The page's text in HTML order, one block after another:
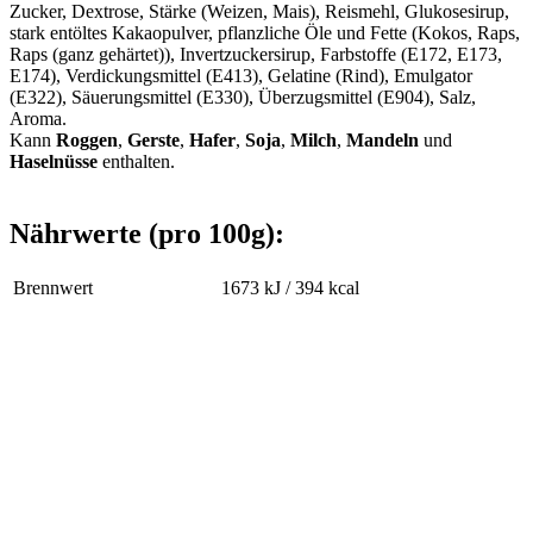
Zucker, Dextrose, Stärke (Weizen, Mais), Reismehl, Glukosesirup,
stark entöltes Kakaopulver, pflanzliche Öle und Fette (Kokos, Raps,
Raps (ganz gehärtet)), Invertzuckersirup, Farbstoffe (E172, E173,
E174), Verdickungsmittel (E413), Gelatine (Rind), Emulgator
(E322), Säuerungsmittel (E330), Überzugsmittel (E904), Salz,
Aroma.
Kann Roggen, Gerste, Hafer, Soja, Milch, Mandeln und
Haselnüsse enthalten.
Nährwerte (pro 100g):
Brennwert 1673 kJ / 394 kcal